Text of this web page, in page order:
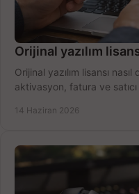
Orijinal yazılım
Orijinal yazılım lisansı
aktivasyon, fatura ve
14 Haziran 2026